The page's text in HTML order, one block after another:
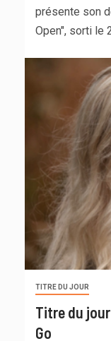
présente son
Open", sorti le
TITRE DU JOUR
Titre du
Go